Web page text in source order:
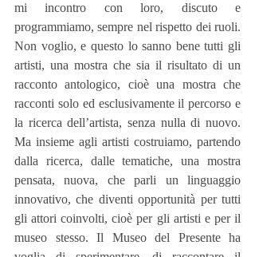
mi incontro con loro, discuto e
programmiamo, sempre nel rispetto dei ruoli.
Non voglio, e questo lo sanno bene tutti gli
artisti, una mostra che sia il risultato di un
racconto antologico, cioè una mostra che
racconti solo ed esclusivamente il percorso e
la ricerca dell’artista, senza nulla di nuovo.
Ma insieme agli artisti costruiamo, partendo
dalla ricerca, dalle tematiche, una mostra
pensata, nuova, che parli un linguaggio
innovativo, che diventi opportunità per tutti
gli attori coinvolti, cioè per gli artisti e per il
museo stesso. Il Museo del Presente ha